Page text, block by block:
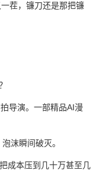
茬，镰刀还是那把镰
导演。一部精品AI漫
沫瞬间破灭。
成本压到几十万甚至几